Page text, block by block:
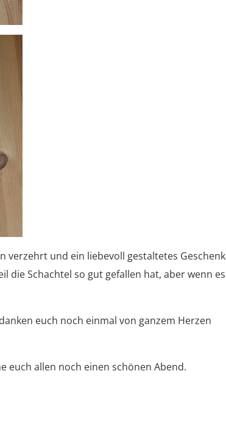
verzehrt und ein liebevoll gestaltetes Geschenk
die Schachtel so gut gefallen hat, aber wenn es
euch noch einmal von ganzem Herzen
euch allen noch einen schönen Abend.